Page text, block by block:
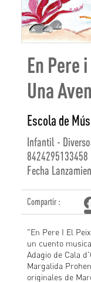
En Pere
Una
Escola de
Infantil -
8424295133458
Fecha
Compartir :
"En Pere I El
un cuento
Adagio de Cala
Margalida
originales de